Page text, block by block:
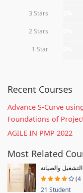
3 Stars
2 Stars
1 Star
Recent Courses
Advance S-Curve
Foundations of
AGILE IN PMP 2022
Most Related
والصيانة
(4
21 Student